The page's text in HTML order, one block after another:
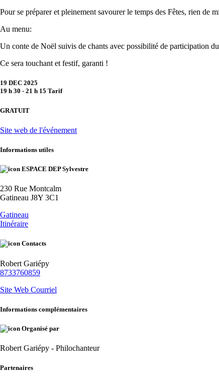
Pour se préparer et pleinement savourer le temps des Fêtes, rien de
Au menu:
Un conte de Noël suivis de chants avec possibilité de participation
Ce sera touchant et festif, garanti !
19 DEC 2025
19 h 30 - 21 h 15 Tarif
GRATUIT
Site web de l'événement
Informations utiles
ESPACE DEP Sylvestre
230 Rue Montcalm
Gatineau J8Y 3C1
Gatineau
Itinéraire
Contacts
Robert Gariépy
8733760859
Site Web Courriel
Informations complémentaires
Organisé par
Robert Gariépy - Philochanteur
Partenaires